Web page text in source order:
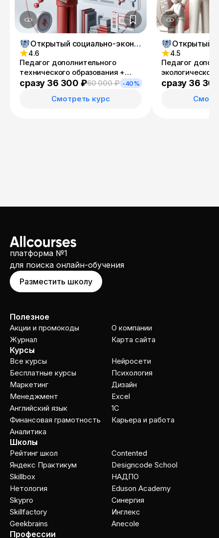
Открытый социально-экономический колледж
4.6
Педагог дополнительного
технического образования +
Специалист по
сразу 36 300 ₽60 000 ₽ -40%
Смотреть курс
4.5
Педагог
Учитель
сразу 36
платформа №1
для поиска онлайн-обучения
Разместить школу
Полезное
Акции и промокоды
Журнал
О компании
Карта сайта
Курсы
Все курсы
Бесплатные курсы
Маркетинг
Менеджмент
Английский язык
Финансовая грамотность
Аналитика
Нейросети
Психология
Дизайн
Excel
1C
Карьера и работа
Школы
Рейтинг школ
Яндекс Практикум
Skillbox
Нетология
Skypro
Skillfactory
Geekbrains
Contented
Designcode School
НАДПО
Eduson Academy
Cинергия
Инглекс
Anecole
Профессии